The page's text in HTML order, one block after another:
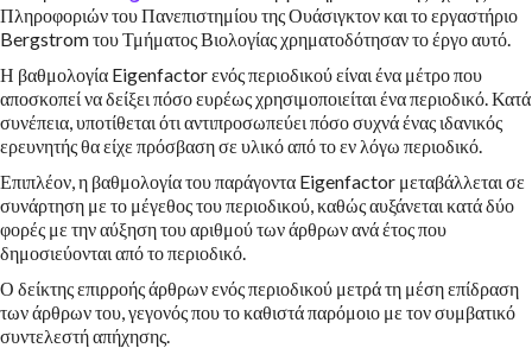
Πληροφοριών του Πανεπιστημίου της Ουάσιγκτον και το εργαστήριο
Bergstrom του Τμήματος Βιολογίας χρηματοδότησαν το έργο αυτό.
Η βαθμολογία Eigenfactor ενός περιοδικού είναι ένα μέτρο που
αποσκοπεί να δείξει πόσο ευρέως χρησιμοποιείται ένα περιοδικό. Κατά
συνέπεια, υποτίθεται ότι αντιπροσωπεύει πόσο συχνά ένας ιδανικός
ερευνητής θα είχε πρόσβαση σε υλικό από το εν λόγω περιοδικό.
Επιπλέον, η βαθμολογία του παράγοντα Eigenfactor μεταβάλλεται σε
συνάρτηση με το μέγεθος του περιοδικού, καθώς αυξάνεται κατά δύο
φορές με την αύξηση του αριθμού των άρθρων ανά έτος που
δημοσιεύονται από το περιοδικό.
Ο δείκτης επιρροής άρθρων ενός περιοδικού μετρά τη μέση επίδραση
των άρθρων του, γεγονός που το καθιστά παρόμοιο με τον συμβατικό
συντελεστή απήχησης.